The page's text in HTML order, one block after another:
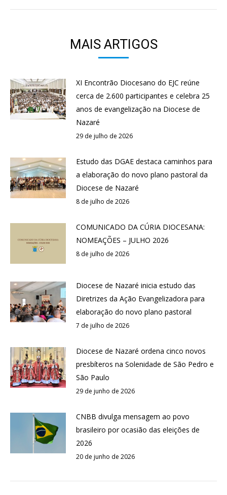
MAIS ARTIGOS
XI Encontrão Diocesano do EJC reúne
cerca de 2.600 participantes e celebra 25
anos de evangelização na Diocese de
Nazaré
29 de julho de 2026
Estudo das DGAE destaca caminhos para
a elaboração do novo plano pastoral da
Diocese de Nazaré
8 de julho de 2026
COMUNICADO DA CÚRIA DIOCESANA:
NOMEAÇÕES – JULHO 2026
8 de julho de 2026
Diocese de Nazaré inicia estudo das
Diretrizes da Ação Evangelizadora para
elaboração do novo plano pastoral
7 de julho de 2026
Diocese de Nazaré ordena cinco novos
presbíteros na Solenidade de São Pedro e
São Paulo
29 de junho de 2026
CNBB divulga mensagem ao povo
brasileiro por ocasião das eleições de
2026
20 de junho de 2026